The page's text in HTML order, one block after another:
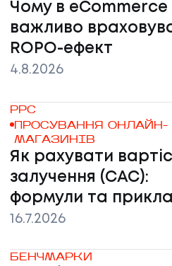
Чому в eCommerce
важливо
ROPO-ефект
4.8.2026
PPC
ПРОСУВАННЯ ОНЛАЙН-
МАГАЗИНІВ
Як рахувати
залучення (CAC):
формули та
16.7.2026
БЕНЧМАРКИ